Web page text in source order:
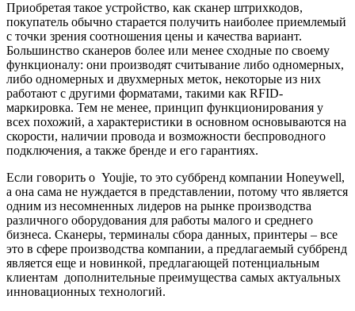
Приобретая такое устройство, как сканер штрихкодов,
покупатель обычно старается получить наиболее приемлемый
с точки зрения соотношения цены и качества вариант.
Большинство сканеров более или менее сходные по своему
функционалу: они производят считывание либо одномерных,
либо одномерных и двухмерных меток, некоторые из них
работают с другими форматами, такими как RFID-
маркировка. Тем не менее, принцип функционирования у
всех похожий, а характеристики в основном основываются на
скорости, наличии провода и возможности беспроводного
подключения, а также бренде и его гарантиях.
Если говорить о Youjie, то это суббренд компании Honeywell,
а она сама не нуждается в представлении, потому что является
одним из несомненных лидеров на рынке производства
различного оборудования для работы малого и среднего
бизнеса. Сканеры, терминалы сбора данных, принтеры – все
это в сфере производства компании, а предлагаемый суббренд
является еще и новинкой, предлагающей потенциальным
клиентам дополнительные преимущества самых актуальных
инновационных технологий.